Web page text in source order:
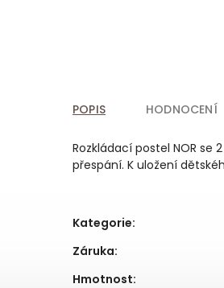
POPIS HODNOCENÍ
Rozkládací postel NOR se
přespání. K uložení
Kategorie:
Záruka:
Hmotnost: